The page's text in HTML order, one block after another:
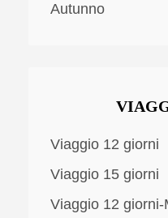
Autunno
Viaggio 12 giorni
Viaggio 15 giorni
Viaggio 12